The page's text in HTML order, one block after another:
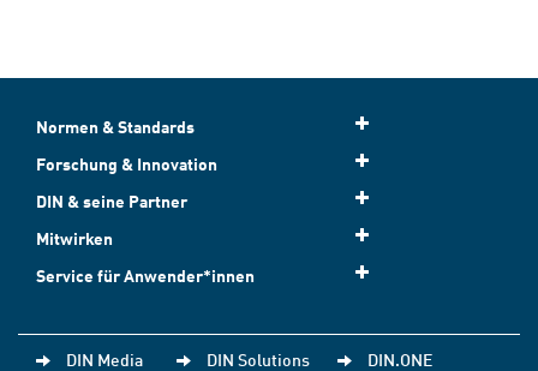
Normen & Standards
Forschung & Innovation
DIN & seine Partner
Mitwirken
Service für Anwender*innen
DIN Media DIN Solutions DIN.ONE